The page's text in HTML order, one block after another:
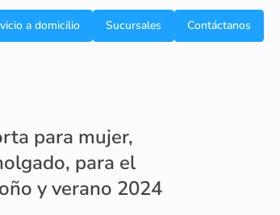
a domicilio Sucursales Contáctanos
para mujer,
para el
y verano 2024